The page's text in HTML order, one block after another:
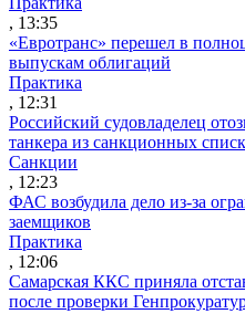
, 13:35
«Евротранс» перешел в
выпускам облигаций
Практика
, 12:31
Российский судовладелец
танкера из санкционных
Санкции
, 12:23
ФАС возбудила дело из-за
заемщиков
Практика
, 12:06
Самарская ККС приняла
после проверки